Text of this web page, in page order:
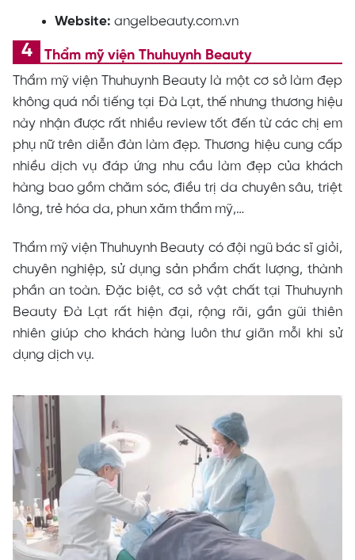
Website: angelbeauty.com.vn
Thẩm mỹ viện Thuhuynh Beauty
Thẩm mỹ viện Thuhuynh Beauty là một cơ sở làm đẹp
không quá nổi tiếng tại Đà Lạt, thế nhưng thương hiệu
này nhận được rất nhiều review tốt đến từ các chị em
phụ nữ trên diễn đàn làm đẹp. Thương hiệu cung cấp
nhiều dịch vụ đáp ứng nhu cầu làm đẹp của khách
hàng bao gồm chăm sóc, điều trị da chuyên sâu, triệt
lông, trẻ hóa da, phun xăm thẩm mỹ,…
Thẩm mỹ viện Thuhuynh Beauty có đội ngũ bác sĩ giỏi,
chuyên nghiệp, sử dụng sản phẩm chất lượng, thành
phần an toàn. Đặc biệt, cơ sở vật chất tại Thuhuynh
Beauty Đà Lạt rất hiện đại, rộng rãi, gần gũi thiên
nhiên giúp cho khách hàng luôn thư giãn mỗi khi sử
dụng dịch vụ.